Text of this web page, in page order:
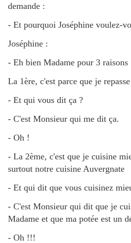
demande :
- Et pourquoi Joséphine voulez-
Joséphine :
- Eh bien Madame pour 3 raisons
La 1ère, c'est parce que je
- Et qui vous dit ça ?
- C'est Monsieur qui me dit ça.
- Oh !
- La 2ème, c'est que je cuisine
surtout notre cuisine Auvergnate
- Et qui dit que vous cuisinez
- C'est Monsieur qui dit que je
Madame et que ma potée est un
- Oh !!!